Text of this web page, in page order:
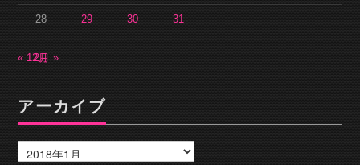
28 29 30 31
« 12月2月 »
アーカイブ
ー